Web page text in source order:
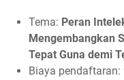
Tema: Peran
Mengembangkan
Tepat Guna demi
Biaya